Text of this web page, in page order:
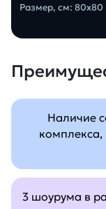
Размер, см: 80х80
Наличие
3 шоурума в